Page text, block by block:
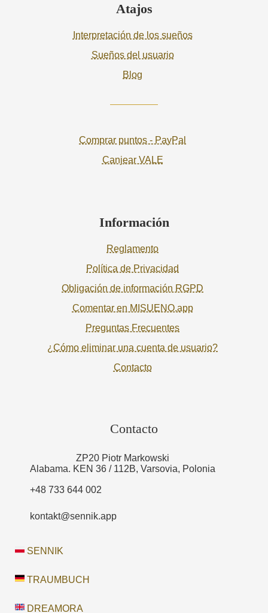
Atajos
Interpretación de los sueños
Sueños del usuario
Blog
Comprar puntos - PayPal
Canjear VALE
Información
Reglamento
Política de Privacidad
Obligación de información RGPD
Comentar en MISUENO.app
Preguntas Frecuentes
¿Cómo eliminar una cuenta de usuario?
Contacto
Contacto
ZP20 Piotr Markowski
Alabama. KEN 36 / 112B, Varsovia, Polonia
+48 733 644 002
kontakt@sennik.app
SENNIK
TRAUMBUCH
DREAMORA